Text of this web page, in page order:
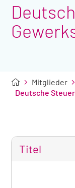
Mitglieder
Deutsche
Titel